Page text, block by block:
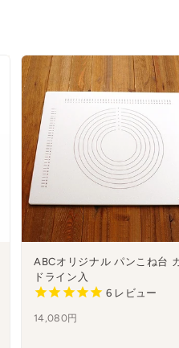
ABCオリジナル パンこね台
ドライン入
6レビュー
14,080円